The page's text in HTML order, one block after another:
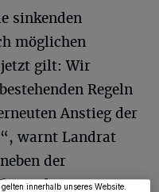
sinkenden
möglichen
jetzt gilt: Wir
Regeln
Anstieg der
warnt Landrat
der
auf personenbezogene Daten
Ihrem Gerät zu. Durch Auswahl
die unter „Wir und unsere
aufgeführten
Inhalte und Anzeigen
können dieses Menü jederzeit
oder Ihre Einwilligung zu
innerhalb unseres Website.